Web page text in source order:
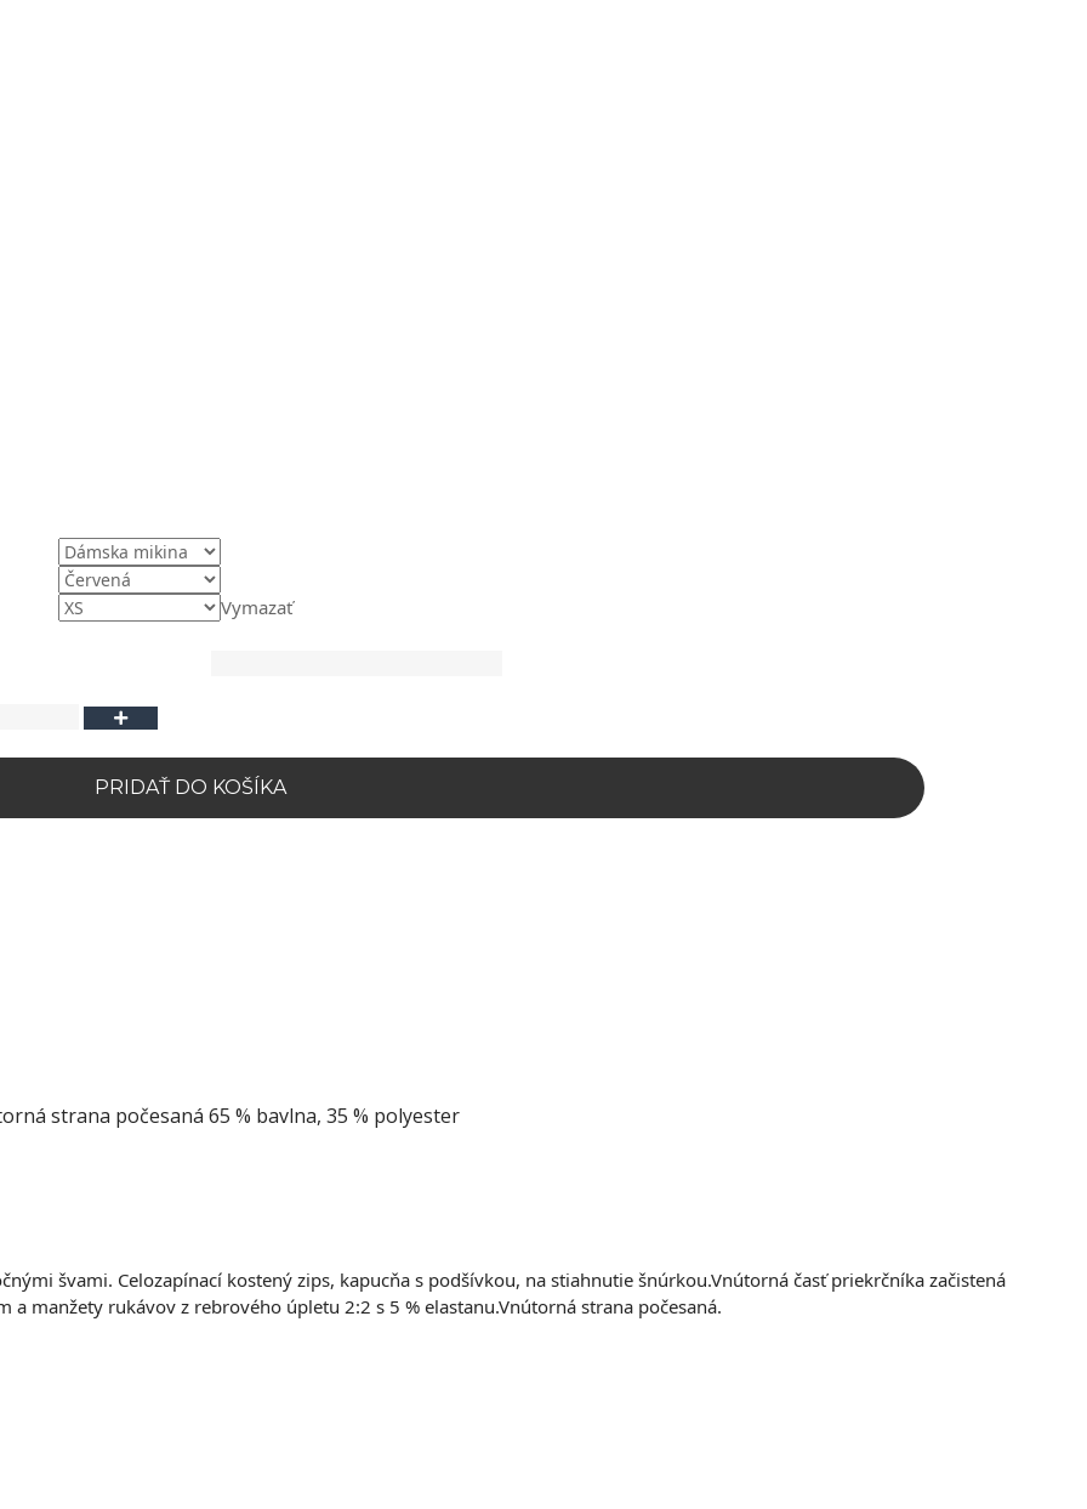
Vymazať
PRIDAŤ DO KOŠÍKA
strana počesaná 65 % bavlna, 35 % polyester
švami. Celozapínací kostený zips, kapucňa s podšívkou, na stiahnutie šnúrkou.Vnútorná časť priekrčníka začistená
manžety rukávov z rebrového úpletu 2:2 s 5 % elastanu.Vnútorná strana počesaná.